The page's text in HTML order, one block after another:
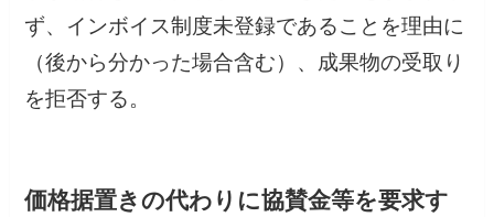
ず、インボイス制度未登録であることを理由に
（後から分かった場合含む）、成果物の受取り
を拒否する。
価格据置きの代わりに協賛金等を要求す